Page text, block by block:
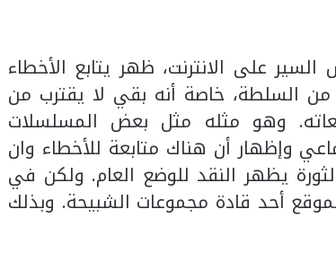
على الانترنت، ظهر يتابع الأخطاء
السلطة، خاصة أنه بقي لا يقترب من
وهو مثله مثل بعض المسلسلات
وإظهار أن هناك متابعة للأخطاء وان
يظهر النقد للوضع العام. ولكن في
أحد قادة مجموعات الشبيحة. وبذلك